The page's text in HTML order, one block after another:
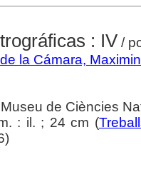
: IV /
la Cámara,
de Ciències
: il. ; 24 cm (